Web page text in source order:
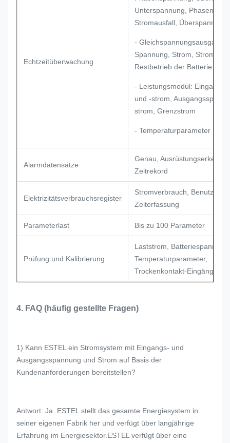
Echtzeitüberwachung
Unterspannung,
Stromausfall,
- Gleichspannungsausgang:
Spannung, Strom,
Restbetrieb der Batterie,
- Leistungsmodul:
und -strom,
strom, Grenzstrom
- Temperaturparameter
Alarmdatensätze
Genau,
Zeitrekord
Elektrizitätsverbrauchsregister
Stromverbrauch,
Zeiterfassung
Parameterlast Bis zu 100 Parameter
Prüfung und Kalibrierung
Laststrom,
Temperaturparameter,
Trockenkontakt-Eingänge
4. FAQ (häufig gestellte Fragen)
1) Kann ESTEL ein Stromsystem mit Eingangs- und
Ausgangsspannung und Strom auf Basis der
Kundenanforderungen bereitstellen?
Antwort: Ja. ESTEL stellt das gesamte Energiesystem in
seiner eigenen Fabrik her und verfügt über langjährige
Erfahrung im Energiesektor.ESTEL verfügt über eine